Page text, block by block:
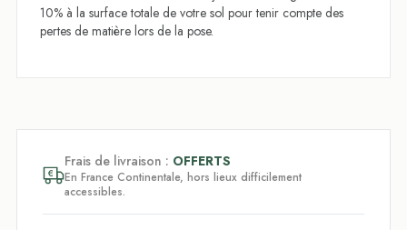
10% à la surface totale de votre sol pour tenir compte des
pertes de matière lors de la pose.
Frais de livraison : OFFERTS
En France Continentale, hors lieux difficilement
accessibles.